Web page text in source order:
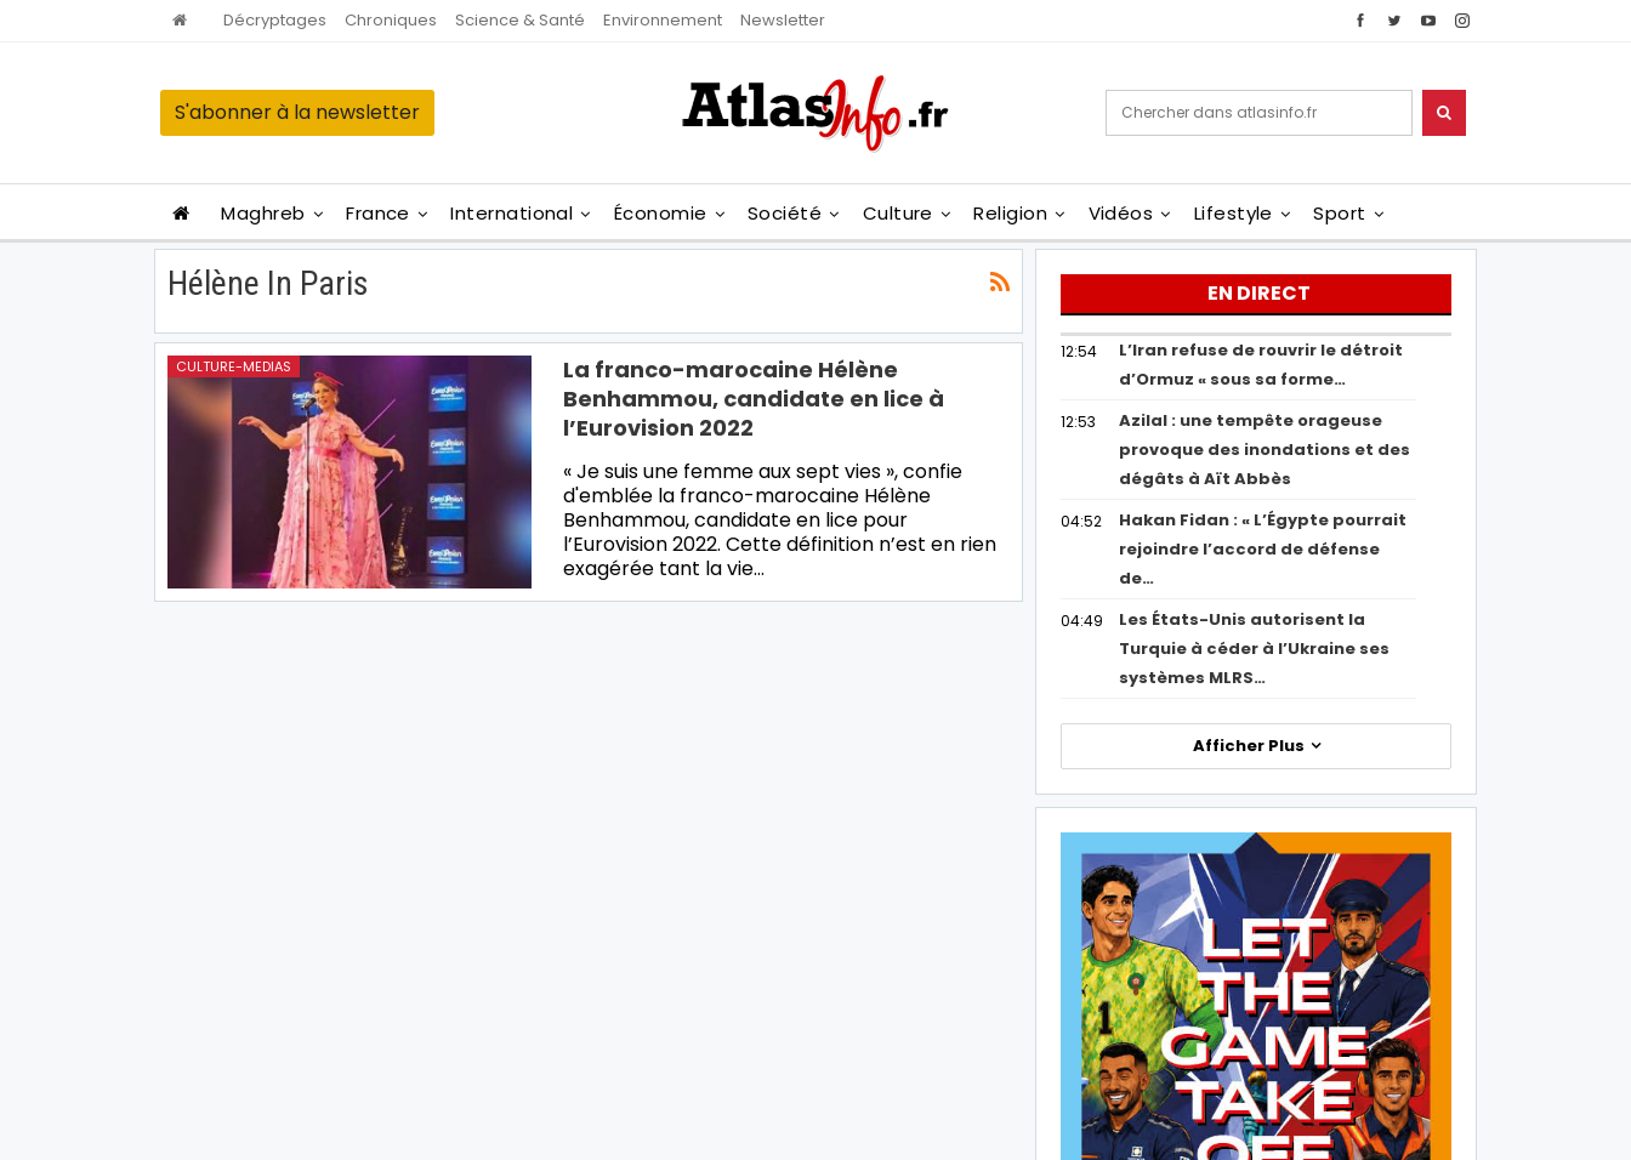
Décryptages Chroniques Science & Santé Environnement Newsletter
S'abonner à la newsletter
Maghreb France International Économie Société Culture Religion Vidéos Lifestyle Sport
Hélène In Paris
CULTURE-MEDIAS
La franco-marocaine Hélène
Benhammou, candidate en lice à
l’Eurovision 2022
« Je suis une femme aux sept vies », confie
d'emblée la franco-marocaine Hélène
Benhammou, candidate en lice pour
l’Eurovision 2022. Cette définition n’est en rien
exagérée tant la vie…
EN DIRECT
12:54
L’Iran refuse de rouvrir le détroit
d’Ormuz « sous sa forme…
12:53
Azilal : une tempête orageuse
provoque des inondations et des
dégâts à Aït Abbès
04:52
Hakan Fidan : « L’Égypte pourrait
rejoindre l’accord de défense
de…
04:49
Les États-Unis autorisent la
Turquie à céder à l’Ukraine ses
systèmes MLRS…
Afficher Plus